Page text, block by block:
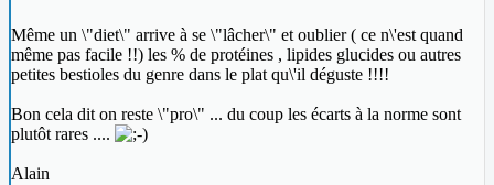
Même un \"diet\" arrive à se \"lâcher\" et oublier ( ce n\'est quand
même pas facile !!) les % de protéines , lipides glucides ou autres
petites bestioles du genre dans le plat qu\'il déguste !!!!
Bon cela dit on reste \"pro\" ... du coup les écarts à la norme sont
plutôt rares ....
Alain